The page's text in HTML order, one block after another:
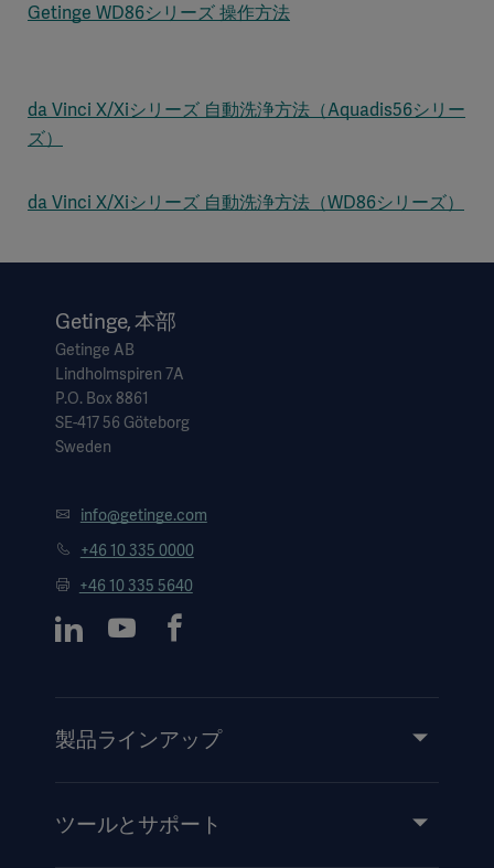
Getinge WD86シリーズ 操作方法
da Vinci X/Xiシリーズ 自動洗浄方法（Aquadis56シリー
ズ）
da Vinci X/Xiシリーズ 自動洗浄方法（WD86シリーズ）
Getinge, 本部
Getinge AB
Lindholmspiren 7A
P.O. Box 8861
SE-417 56 Göteborg
Sweden
info@getinge.com
+46 10 335 0000
+46 10 335 5640
製品ラインアップ
サービス
ツールとサポート